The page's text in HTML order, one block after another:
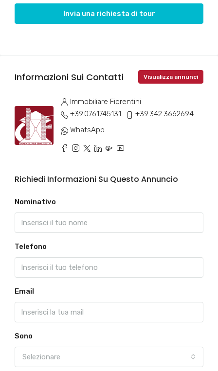
Invia una richiesta di tour
Informazioni Sui Contatti Visualizza annunci
Immobiliare Fiorentini
+39.0761745131
+39.342.3662694
WhatsApp
Richiedi Informazioni Su Questo Annuncio
Nominativo
Telefono
Email
Sono
Selezionare